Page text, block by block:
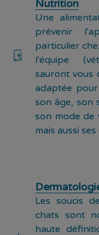
Nutrition
Une
prévenir
particulier
l'équipe
sauront vous
adaptée
son âge, son
son mode de
mais aussi
Les soucis
chats sont
haute